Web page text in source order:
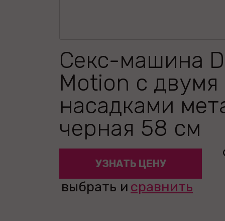
Секс-машина
Motion с двумя
насадками
черная 58 см
УЗНАТЬ ЦЕНУ
выбрать и сравнить